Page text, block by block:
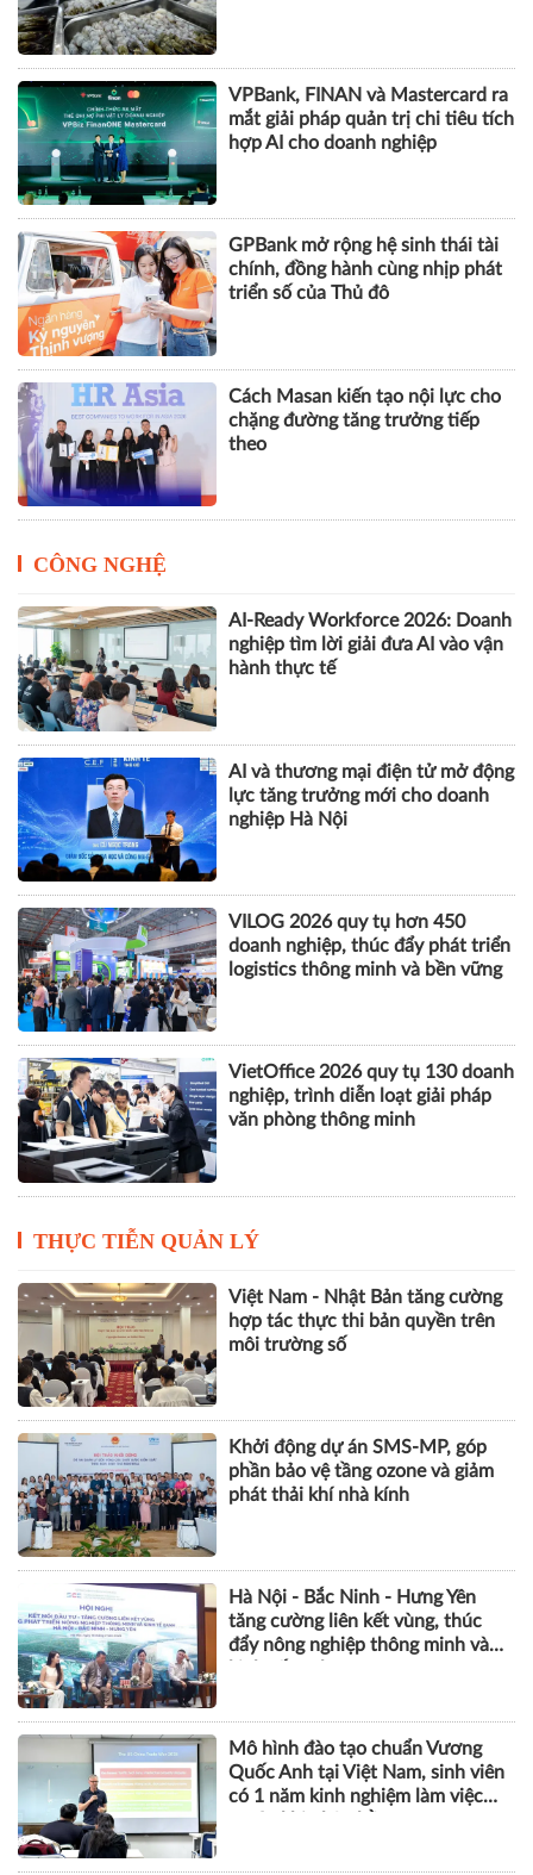
VPBank, FINAN và Mastercard ra
mắt giải pháp quản trị chi tiêu tích
hợp AI cho doanh nghiệp
GPBank mở rộng hệ sinh thái tài
chính, đồng hành cùng nhịp phát
triển số của Thủ đô
Cách Masan kiến tạo nội lực cho
chặng đường tăng trưởng tiếp
theo
CÔNG NGHỆ
AI-Ready Workforce 2026: Doanh
nghiệp tìm lời giải đưa AI vào vận
hành thực tế
AI và thương mại điện tử mở động
lực tăng trưởng mới cho doanh
nghiệp Hà Nội
VILOG 2026 quy tụ hơn 450
doanh nghiệp, thúc đẩy phát triển
logistics thông minh và bền vững
VietOffice 2026 quy tụ 130 doanh
nghiệp, trình diễn loạt giải pháp
văn phòng thông minh
THỰC TIỄN QUẢN LÝ
Việt Nam - Nhật Bản tăng cường
hợp tác thực thi bản quyền trên
môi trường số
Khởi động dự án SMS-MP, góp
phần bảo vệ tầng ozone và giảm
phát thải khí nhà kính
Hà Nội - Bắc Ninh - Hưng Yên
tăng cường liên kết vùng, thúc
đẩy nông nghiệp thông minh và
Mô hình đào tạo chuẩn Vương
Quốc Anh tại Việt Nam, sinh viên
có 1 năm kinh nghiệm làm việc